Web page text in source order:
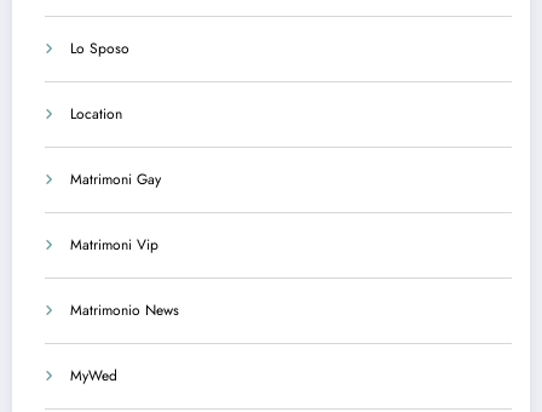
Lo Sposo
Location
Matrimoni Gay
Matrimoni Vip
Matrimonio News
MyWed